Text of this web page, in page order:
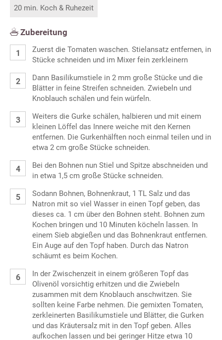
20 min. Koch & Ruhezeit
Zubereitung
Zuerst die Tomaten waschen. Stielansatz entfernen, in
Stücke schneiden und im Mixer fein zerkleinern
Dann Basilikumstiele in 2 mm große Stücke und die
Blätter in feine Streifen schneiden. Zwiebeln und
Knoblauch schälen und fein würfeln.
Weiters die Gurke schälen, halbieren und mit einem
kleinen Löffel das Innere weiche mit den Kernen
entfernen. Die Gurkenhälften noch einmal teilen und in
etwa 2 cm große Stücke schneiden.
Bei den Bohnen nun Stiel und Spitze abschneiden und
in etwa 1,5 cm große Stücke schneiden.
Sodann Bohnen, Bohnenkraut, 1 TL Salz und das
Natron mit so viel Wasser in einen Topf geben, das
dieses ca. 1 cm über den Bohnen steht. Bohnen zum
Kochen bringen und 10 Minuten köcheln lassen. In
einem Sieb abgießen und das Bohnenkraut entfernen.
Ein Auge auf den Topf haben. Durch das Natron
schäumt es beim Kochen.
In der Zwischenzeit in einem größeren Topf das
Olivenöl vorsichtig erhitzen und die Zwiebeln
zusammen mit dem Knoblauch anschwitzen. Sie
sollten keine Farbe nehmen. Die gemixten Tomaten,
zerkleinerten Basilikumstiele und Blätter, die Gurken
und das Kräutersalz mit in den Topf geben. Alles
aufkochen lassen und bei geringer Hitze etwa 10